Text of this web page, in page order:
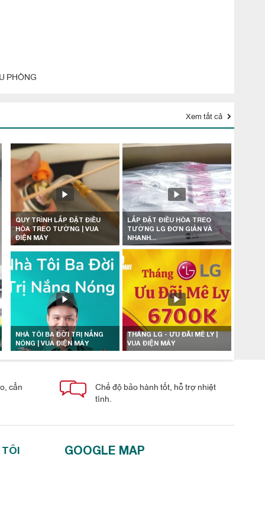
PHÒNG
Xem tất cả
QUY TRÌNH LẮP ĐẶT ĐIỀU
HÒA TREO TƯỜNG | VUA
ĐIỆN MÁY
LẮP ĐẶT ĐIỀU HÒA TREO
TƯỜNG LG ĐƠN GIẢN VÀ
NHANH...
NHÀ TÔI BA ĐỜI TRỊ NẮNG
NÓNG | VUA ĐIỆN MÁY
THÁNG LG - ƯU ĐÃI MÊ LY |
VUA ĐIỆN MÁY
cẩn
Chế độ bảo hành tốt, hỗ trợ nhiệt
tình.
TÔI GOOGLE MAP